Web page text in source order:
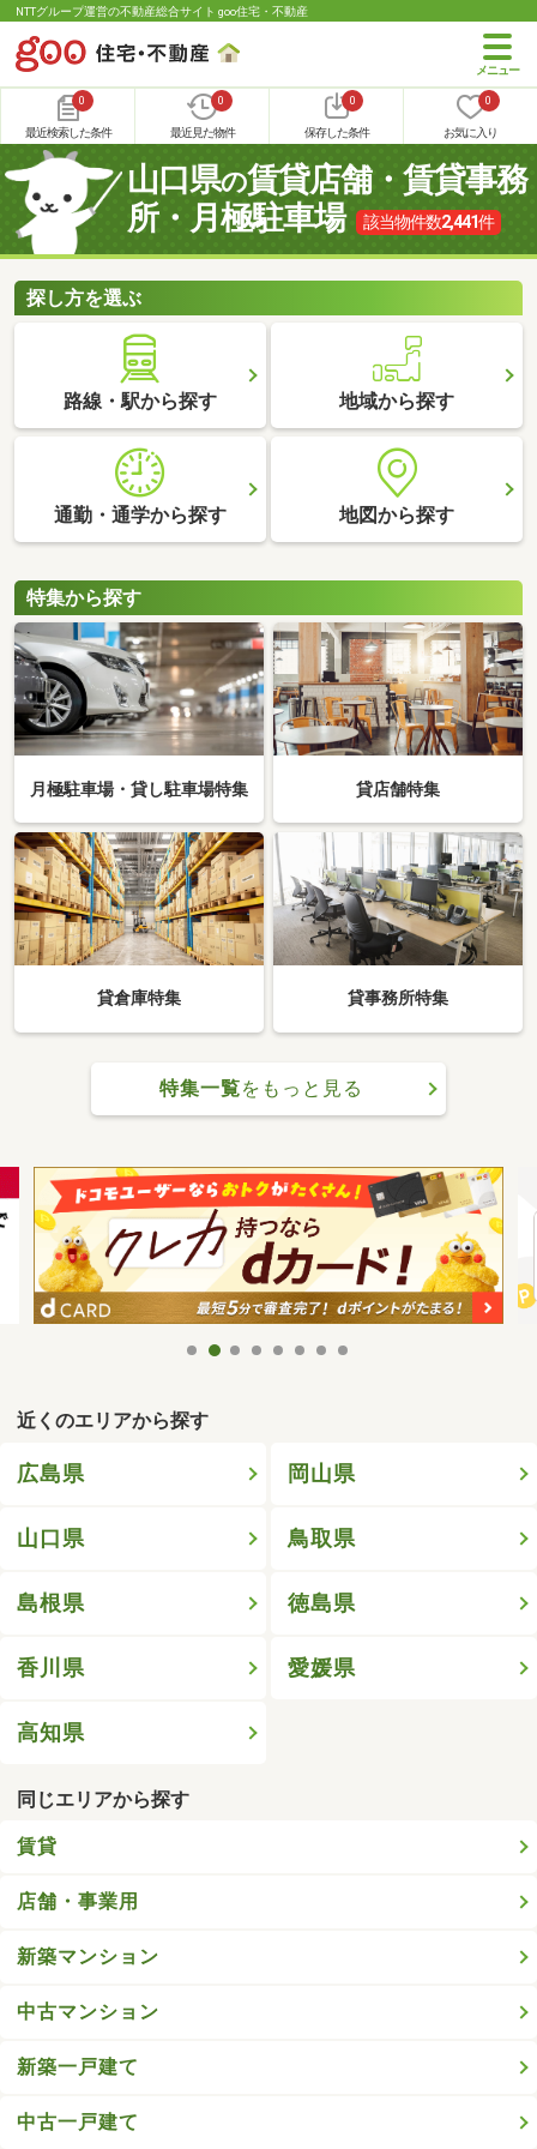
NTTグループ運営の不動産総合サイト goo住宅・不動産
0
最近検索した条件
0
最近見た物件
0
保存した条件
0
お気に入り
山口県の賃貸店舗・賃貸事務
所・月極駐車場
該当物件数2,441件
探し方を選ぶ
路線・駅から探す 地域から探す
通勤・通学から探す 地図から探す
特集から探す
月極駐車場・貸し駐車場特集 貸店舗特集
貸倉庫特集 貸事務所特集
特集一覧をもっと見る
近くのエリアから探す
広島県 岡山県
山口県 鳥取県
島根県 徳島県
香川県 愛媛県
高知県
同じエリアから探す
賃貸
店舗・事業用
新築マンション
中古マンション
新築一戸建て
中古一戸建て